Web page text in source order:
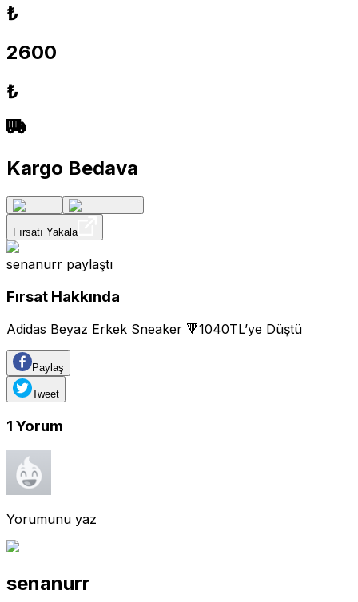
₺
2600
₺
Kargo Bedava
Fırsatı Yakala
senanurr paylaştı
Fırsat Hakkında
Adidas Beyaz Erkek Sneaker 🔻1040TL’ye Düştü
Paylaş
Tweet
1 Yorum
Yorumunu yaz
senanurr